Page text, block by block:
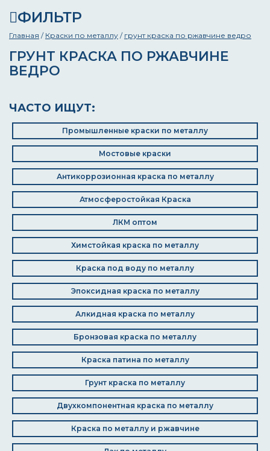
ФИЛЬТР
Главная / Краски по металлу / грунт краска по ржавчине ведро
ГРУНТ КРАСКА ПО РЖАВЧИНЕ
ВЕДРО
ЧАСТО ИЩУТ:
Промышленные краски по металлу
Мостовые краски
Антикоррозионная краска по металлу
Атмосферостойкая Краска
ЛКМ оптом
Химстойкая краска по металлу
Краска под воду по металлу
Эпоксидная краска по металлу
Алкидная краска по металлу
Бронзовая краска по металлу
Краска патина по металлу
Грунт краска по металлу
Двухкомпонентная краска по металлу
Краска по металлу и ржавчине